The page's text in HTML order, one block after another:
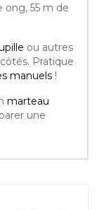
ong, 55 m de
ou autres
Pratique
manuels !
marteau
une